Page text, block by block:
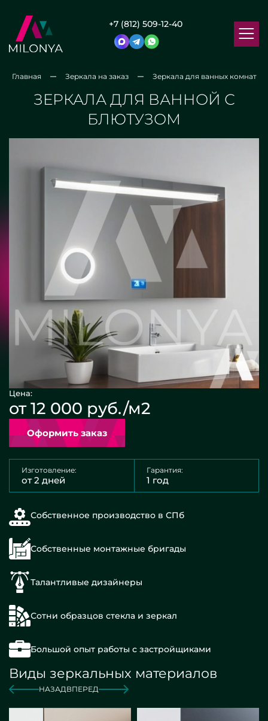
+7 (812) 509-12-40
Главная Зеркала на заказ Зеркала для ванных комнат
ЗЕРКАЛА ДЛЯ ВАННОЙ С
БЛЮТУЗОМ
Цена:
от 12 000 руб./м2
Оформить заказ
Изготовление:
от 2 дней
Гарантия:
1 год
Собственное производство в СПб
Собственные монтажные бригады
Талантливые дизайнеры
Сотни образцов стекла и зеркал
Большой опыт работы с застройщиками
Виды зеркальных материалов
НАЗАДВПЕРЕД